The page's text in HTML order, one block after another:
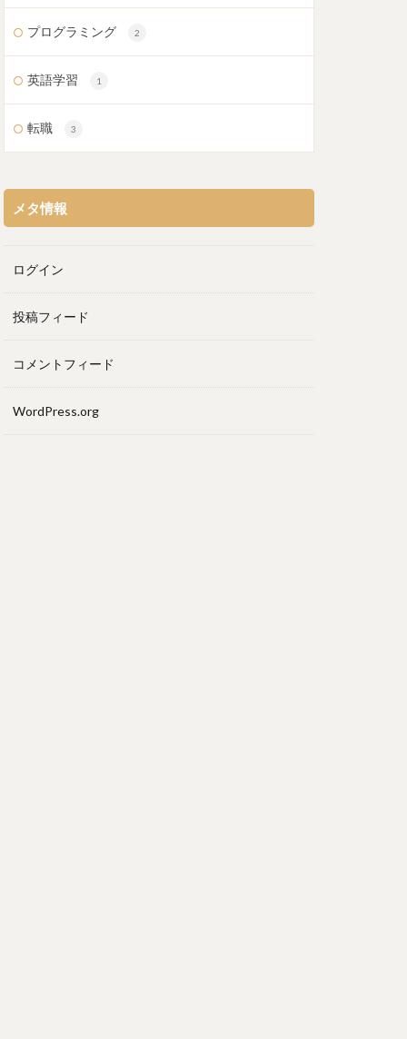
プログラミング 2
英語学習 1
転職 3
メタ情報
ログイン
投稿フィード
コメントフィード
WordPress.org